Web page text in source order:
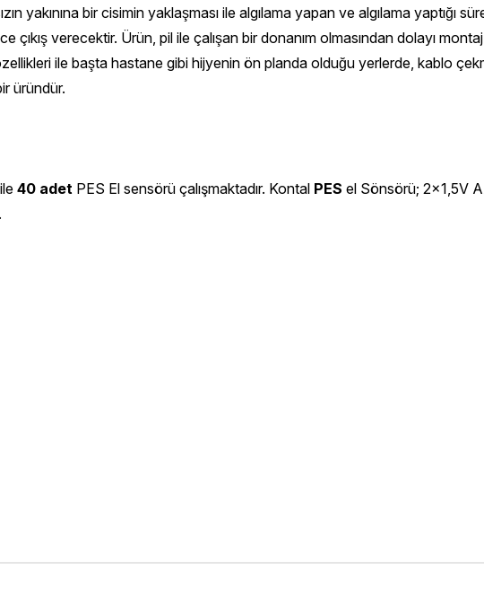
yakınına bir cisimin yaklaşması ile algılama yapan ve algılama yaptığı
çıkış verecektir. Ürün, pil ile çalışan bir donanım olmasından dolayı
ile başta hastane gibi hijyenin ön planda olduğu yerlerde, kablo
üründür.
40 adet PES El sensörü çalışmaktadır. Kontal PES el Sönsörü; 2x1,5V